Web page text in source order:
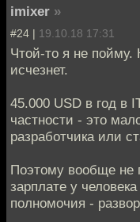
imixer »
#24 | 19.10.18 17:31
Чтой-то я не пойму.
исчезнет.
45.000 USD в год в
частности - это
разработчика или
Поэтому вообще не
зарплате у
полномочия -